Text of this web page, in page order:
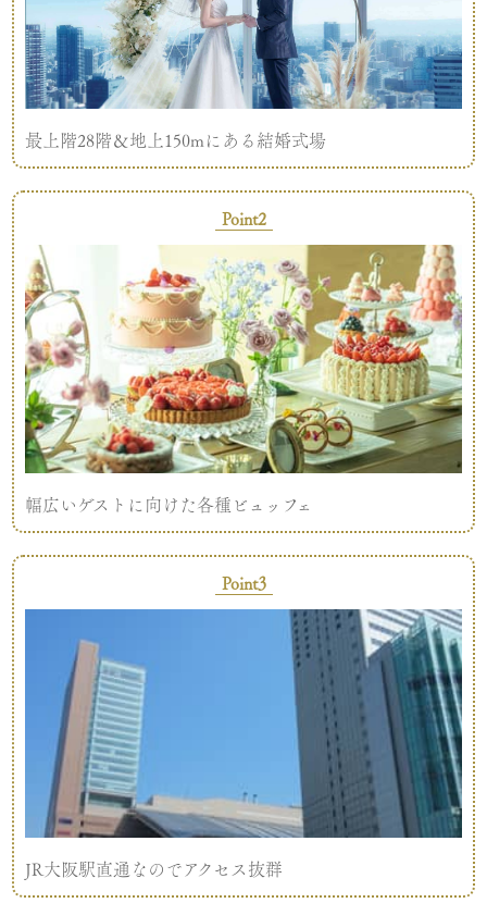
最上階28階＆地上150mにある結婚式場
Point2
幅広いゲストに向けた各種ビュッフェ
Point3
JR大阪駅直通なのでアクセス抜群